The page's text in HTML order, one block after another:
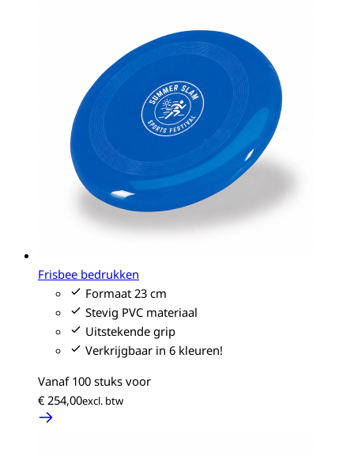
Frisbee bedrukken
Formaat 23 cm
Stevig PVC materiaal
Uitstekende grip
Verkrijgbaar in 6 kleuren!
Vanaf 100 stuks voor
€ 254,00